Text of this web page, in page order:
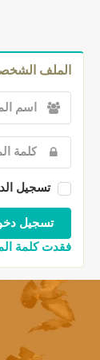
الملف
تسجيل
فقدت كلمة